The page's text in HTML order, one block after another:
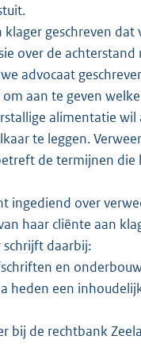
geschreven
over de
advocaat
aan te geven
alimentatie
te leggen.
de termijnen
ingediend over
haar cliënte aan
schrijft daarbij:
en
heden een
bij de rechtbank